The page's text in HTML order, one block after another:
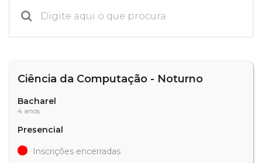
Calendário acadêmico
Ciência da Computação - Noturno
Bacharel
4 anos
Presencial
Inscrições encerradas